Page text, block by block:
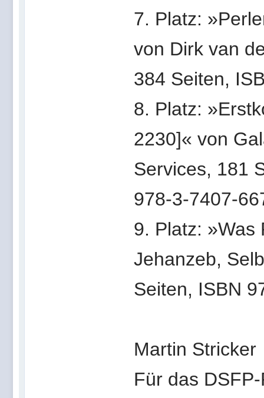
7. Platz:
von Dirk van
384 Seiten,
8. Platz:
2230]« von
Services, 181
978-3-7407-
9. Platz: »Was
Jehanzeb,
Seiten, ISBN
Martin Stricker
Für das